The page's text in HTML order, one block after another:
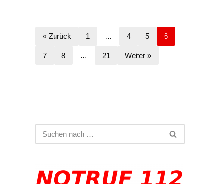
« Zurück 1 … 4 5 6
7 8 … 21 Weiter »